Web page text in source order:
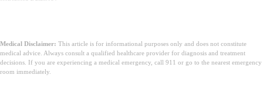
Medical Disclaimer: This article is for informational purposes only and does not constitute
medical advice. Always consult a qualified healthcare provider for diagnosis and treatment
decisions. If you are experiencing a medical emergency, call 911 or go to the nearest emergency
room immediately.